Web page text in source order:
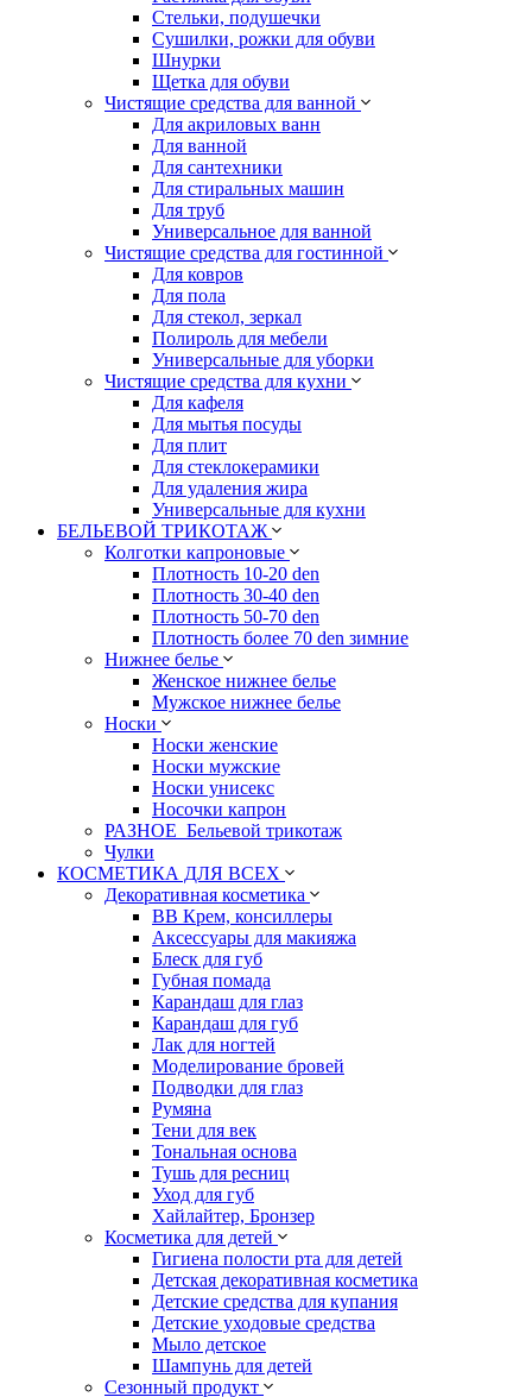
Стельки, подушечки
Сушилки, рожки для обуви
Шнурки
Щетка для обуви
Чистящие средства для ванной
Для акриловых ванн
Для ванной
Для сантехники
Для стиральных машин
Для труб
Универсальное для ванной
Чистящие средства для гостинной
Для ковров
Для пола
Для стекол, зеркал
Полироль для мебели
Универсальные для уборки
Чистящие средства для кухни
Для кафеля
Для мытья посуды
Для плит
Для стеклокерамики
Для удаления жира
Универсальные для кухни
БЕЛЬЕВОЙ ТРИКОТАЖ
Колготки капроновые
Плотность 10-20 den
Плотность 30-40 den
Плотность 50-70 den
Плотность более 70 den зимние
Нижнее белье
Женское нижнее белье
Мужское нижнее белье
Носки
Носки женские
Носки мужские
Носки унисекс
Носочки капрон
РАЗНОЕ_Бельевой трикотаж
Чулки
КОСМЕТИКА ДЛЯ ВСЕХ
Декоративная косметика
BB Крем, консиллеры
Аксессуары для макияжа
Блеск для губ
Губная помада
Карандаш для глаз
Карандаш для губ
Лак для ногтей
Моделирование бровей
Подводки для глаз
Румяна
Тени для век
Тональная основа
Тушь для ресниц
Уход для губ
Хайлайтер, Бронзер
Косметика для детей
Гигиена полости рта для детей
Детская декоративная косметика
Детские средства для купания
Детские уходовые средства
Мыло детское
Шампунь для детей
Сезонный продукт